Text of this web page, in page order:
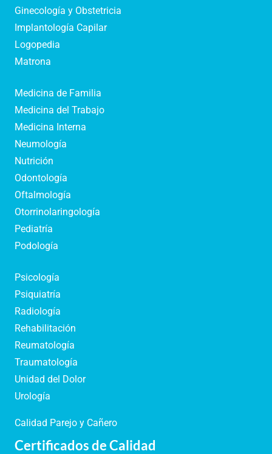
Ginecología y Obstetricia
Implantología Capilar
Logopedia
Matrona
Medicina de Familia
Medicina del Trabajo
Medicina Interna
Neumología
Nutrición
Odontología
Oftalmología
Otorrinolaringología
Pediatría
Podología
Psicología
Psiquiatría
Radiología
Rehabilitación
Reumatología
Traumatología
Unidad del Dolor
Urología
Calidad Parejo y Cañero
Certificados de Calidad